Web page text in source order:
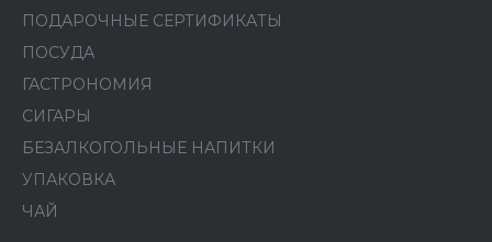
ПОДАРОЧНЫЕ СЕРТИФИКАТЫ
ПОСУДА
ГАСТРОНОМИЯ
СИГАРЫ
БЕЗАЛКОГОЛЬНЫЕ НАПИТКИ
УПАКОВКА
ЧАЙ